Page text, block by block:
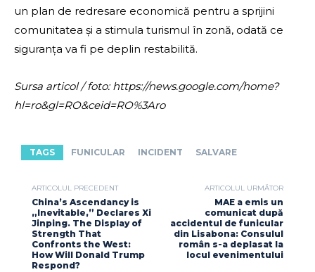
un plan de redresare economică pentru a sprijini
comunitatea și a stimula turismul în zonă, odată ce
siguranța va fi pe deplin restabilită.
Sursa articol / foto: https://news.google.com/home?
hl=ro&gl=RO&ceid=RO%3Aro
TAGS FUNICULAR INCIDENT SALVARE
ARTICOLUL PRECEDENT
China’s Ascendancy is
„Inevitable,” Declares Xi
Jinping. The Display of
Strength That
Confronts the West:
How Will Donald Trump
Respond?
ARTICOLUL URMĂTOR
MAE a emis un
comunicat după
accidentul de funicular
din Lisabona: Consulul
român s-a deplasat la
locul evenimentului